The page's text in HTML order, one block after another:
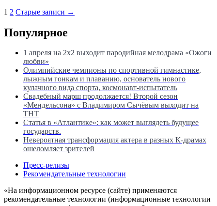
Пагинация
записей
1 2 Старые записи →
Популярное
1 апреля на 2х2 выходит пародийная мелодрама «Ожоги
любви»
Олимпийские чемпионы по спортивной гимнастике,
лыжным гонкам и плаванию, основатель нового
кулачного вида спорта, космонавт-испытатель
Свадебный марш продолжается! Второй сезон
«Мендельсона» с Владимиром Сычёвым выходит на
ТНТ
Статья в «Атлантике»: как может выглядеть будущее
государств.
Невероятная трансформация актера в разных К-драмах
ошеломляет зрителей
Пресс-релизы
Рекомендательные технологии
«На информационном ресурсе (сайте) применяются
рекомендательные технологии (информационные технологии